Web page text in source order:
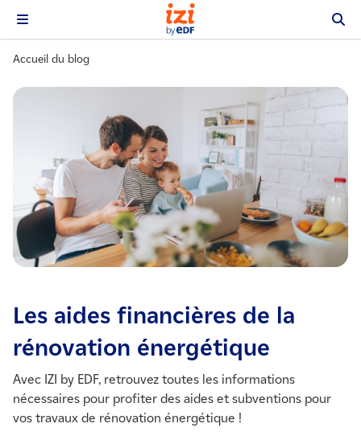
Accueil du blog
Les aides financières de la
rénovation énergétique
Avec IZI by EDF, retrouvez toutes les informations
nécessaires pour profiter des aides et subventions pour
vos travaux de rénovation énergétique !